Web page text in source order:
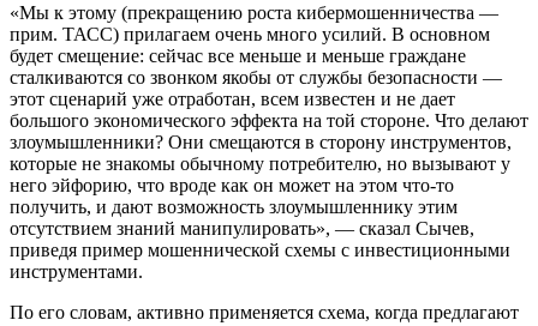
«Мы к этому (прекращению роста кибермошенничества —
прим. ТАСС) прилагаем очень много усилий. В основном
будет смещение: сейчас все меньше и меньше граждане
сталкиваются со звонком якобы от службы безопасности —
этот сценарий уже отработан, всем известен и не дает
большого экономического эффекта на той стороне. Что делают
злоумышленники? Они смещаются в сторону инструментов,
которые не знакомы обычному потребителю, но вызывают у
него эйфорию, что вроде как он может на этом что-то
получить, и дают возможность злоумышленнику этим
отсутствием знаний манипулировать», — сказал Сычев,
приведя пример мошеннической схемы с инвестиционными
инструментами.
По его словам, активно применяется схема, когда предлагают